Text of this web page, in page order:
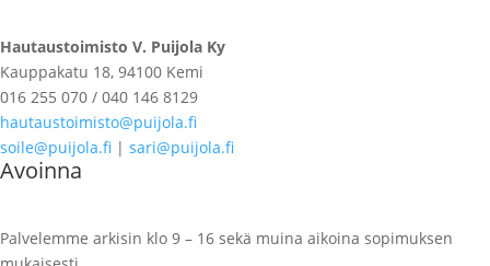
Hautaustoimisto V. Puijola Ky
Kauppakatu 18, 94100 Kemi
016 255 070 / 040 146 8129
hautaustoimisto@puijola.fi
soile@puijola.fi | sari@puijola.fi
Avoinna
Palvelemme arkisin klo 9 – 16 sekä muina aikoina sopimuksen